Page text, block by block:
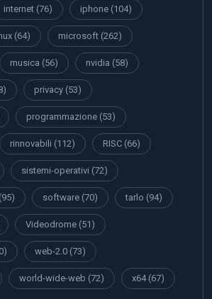
internet (76) iphone (104)
(64) microsoft (262)
musica (56) nvidia (58)
privacy (53)
programmazione (53)
rinnovabili (112) RISC (66)
sistemi-operativi (72)
(95) software (70) tarlo (94)
Videodrome (51)
web-2.0 (73)
world-wide-web (72) x64(67)